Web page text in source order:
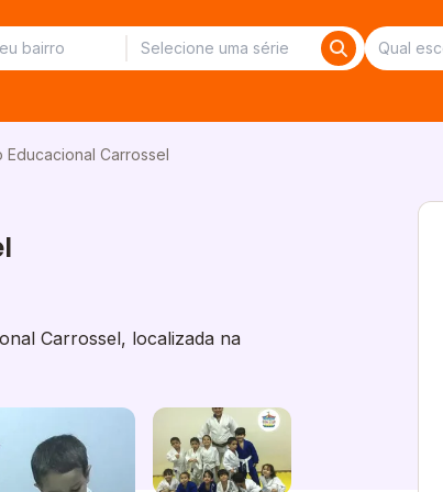
Educacional Carrossel
Carrossel, localizada na